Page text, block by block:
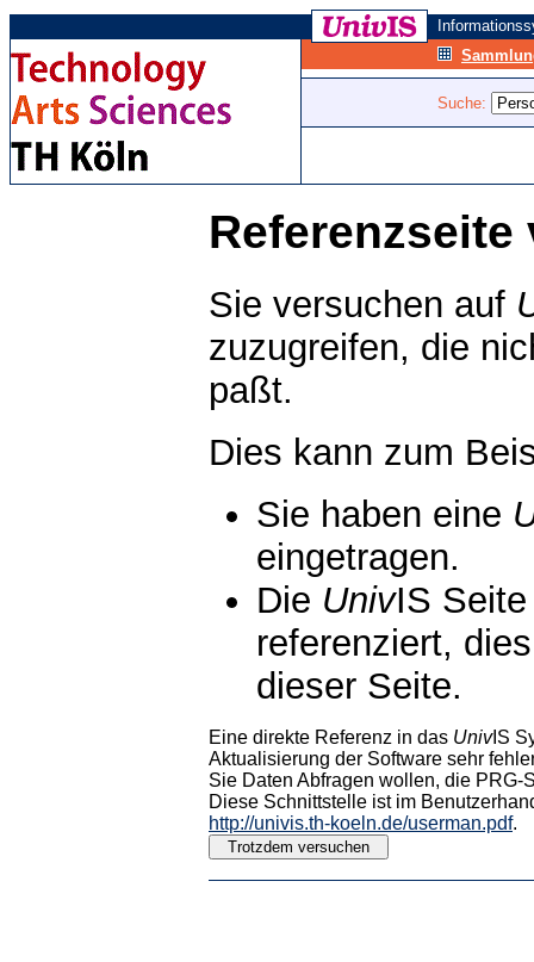
Suche:
Referenzseite
Sie versuchen auf
zuzugreifen, die
paßt.
Dies kann zum
Sie haben eine
eingetragen.
Die UnivIS
referenziert,
dieser Seite.
Eine direkte Referenz in das UnivIS
Aktualisierung der Software sehr
Sie Daten Abfragen wollen, die PRG-
Diese Schnittstelle ist im
http://univis.th-koeln.de/userman.pdf.